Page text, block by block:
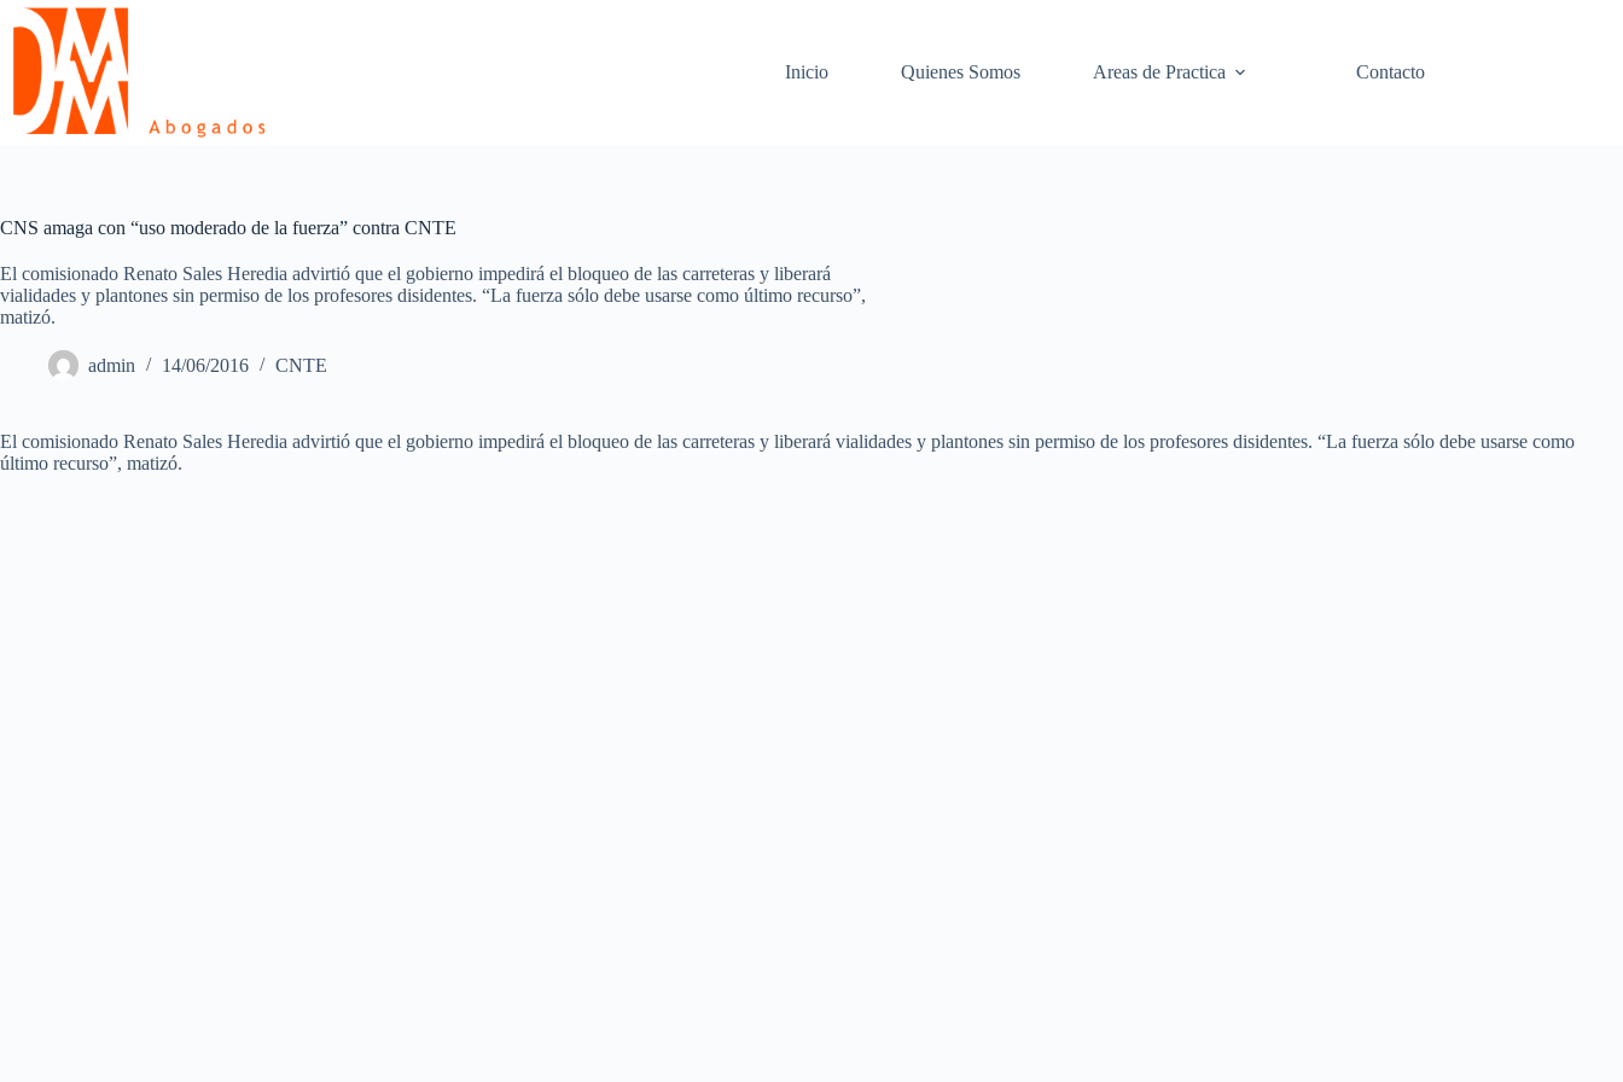
Skip
content
Inicio
Quienes Somos Areas de Practica Contacto
CNS amaga con “uso moderado de la fuerza” contra CNTE
El comisionado Renato Sales Heredia advirtió que el gobierno impedirá el bloqueo de las carreteras y liberará
vialidades y plantones sin permiso de los profesores disidentes. “La fuerza sólo debe usarse como último recurso”,
matizó.
admin 14/06/2016 CNTE
El comisionado Renato Sales Heredia advirtió que el gobierno impedirá el bloqueo de las carreteras y liberará vialidades y plantones sin permiso de los profesores disidentes. “La fuerza sólo debe usarse como
último recurso”, matizó.